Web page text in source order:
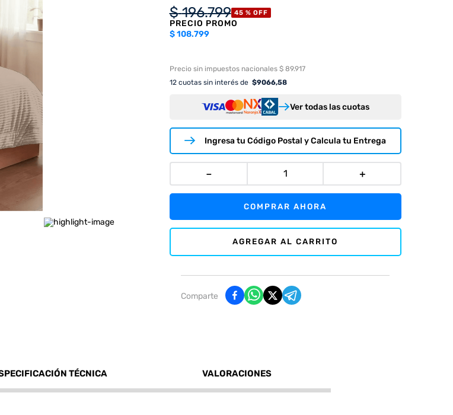
$ 196.799 45 % OFF
PRECIO PROMO
$108.799
Precio sin impuestos nacionales $ 89.917
12cuotas sin interés de $9066,58
Ver todas las cuotas
Ingresa tu Código Postal y Calcula tu Entrega
＋
－
COMPRAR AHORA
AGREGAR AL CARRITO
Comparte
TÉCNICA VALORACIONES